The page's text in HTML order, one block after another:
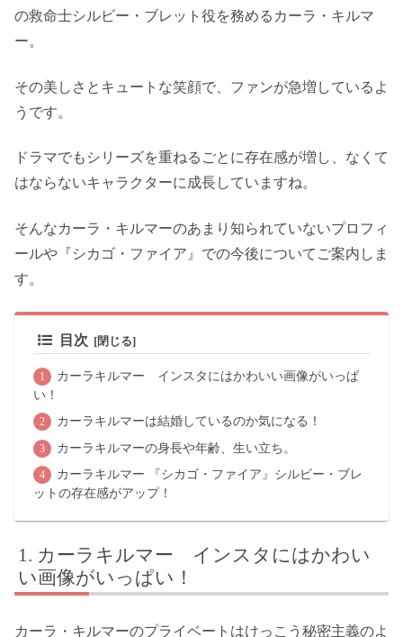
の救命士シルビー・ブレット役を務めるカーラ・キルマ
ー。
その美しさとキュートな笑顔で、ファンが急増しているよ
うです。
ドラマでもシリーズを重ねるごとに存在感が増し、なくて
はならないキャラクターに成長していますね。
そんなカーラ・キルマーのあまり知られていないプロフィ
ールや『シカゴ・ファイア』での今後についてご案内しま
す。
目次
カーラキルマー インスタにはかわいい画像がいっぱ
い！
カーラキルマーは結婚しているのか気になる！
カーラキルマーの身長や年齢、生い立ち。
カーラキルマー 『シカゴ・ファイア』シルビー・ブレ
ットの存在感がアップ！
カーラキルマー インスタにはかわい
い画像がいっぱい！
カーラ・キルマーのプライベートはけっこう秘密主義のよ